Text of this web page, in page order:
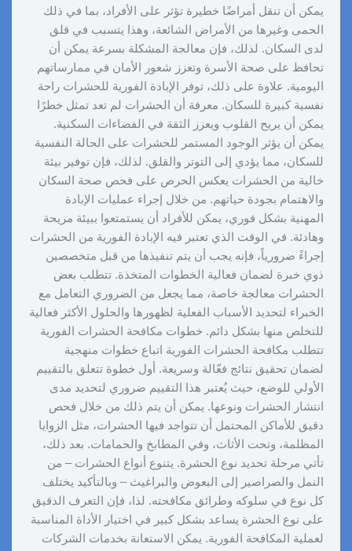
يمكن أن تنقل أمراضًا خطيرة تؤثر على الأفراد، بما في ذلك
الحمى وغيرها من الأمراض الشائعة، وهذا يتسبب في قلق
لدى السكان. لذلك، فإن معالجة المشكلة بسرعة يمكن أن
تحافظ على صحة الأسرة وتعزز شعور الأمان في ممارساتهم
اليومية. علاوة على ذلك، توفر الإبادة الفورية للحشرات راحة
نفسية كبيرة للسكان. معرفة أن الحشرات لم تعد تمثل خطرًا
يمكن أن يريح القلوب ويعزز الثقة في الفضاءات السكنية.
يمكن أن يؤثر الوجود المستمر للحشرات على الحالة النفسية
للسكان، مما يؤدي إلى التوتر والقلق. لذلك، فإن توفير بيئة
خالية من الحشرات يعكس الحرص على فحص صحة السكان
والاهتمام بجودة حياتهم. من خلال إجراء عمليات الإبادة
المهنية بشكل فوري، يمكن للأفراد أن يستمتعوا ببيئة مريحة
وهادئة. في الوقت الذي تعتبر فيه الإبادة الفورية من الحشرات
إجراءً ضرورياً، فإنه يجب أن يتم تنفيذها من قبل متخصصين
ذوي خبرة لضمان فعالية الخطوات المتخذة. تتطلب بعض
الحشرات معالجة خاصة، مما يجعل من الضروري التعامل مع
الخبراء لتحديد الأسباب الفعلية لظهورها والحلول الأكثر فعالية
للتخلص منها بشكل دائم. خطوات مكافحة الحشرات الفورية
تتطلب مكافحة الحشرات الفورية اتباع خطوات منهجية
لضمان تحقيق نتائج فعّالة وسريعة. أول خطوة تتعلق بالتقييم
الأولي للوضع، حيث يُعتبر هذا التقييم ضروري لتحديد مدى
انتشار الحشرات ونوعها. يمكن أن يتم ذلك من خلال فحص
دقيق للأماكن المحتمل أن تتواجد فيها الحشرات، مثل الزوايا
المظلمة، وتحت الأثاث، وفي المطابخ والحمامات. بعد ذلك،
تأتي مرحلة تحديد نوع الحشرة. يتنوع أنواع الحشرات – من
النمل والصراصير إلى البعوض والبراغيث – وبالتأكيد يختلف
كل نوع في سلوكه وطرائق مكافحته. لذا، فإن التعرف الدقيق
على نوع الحشرة يساعد بشكل كبير في اختيار الأداة المناسبة
لعملية المكافحة الفورية. يمكن الاستعانة بخدمات الشركات